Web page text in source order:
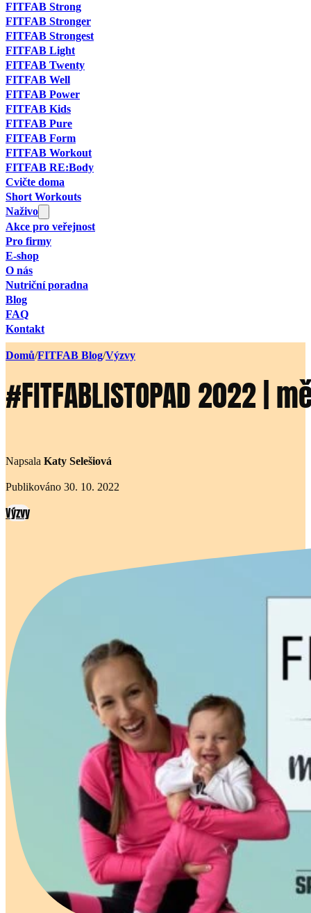
FITFAB Strong
FITFAB Stronger
FITFAB Strongest
FITFAB Light
FITFAB Twenty
FITFAB Well
FITFAB Power
FITFAB Kids
FITFAB Pure
FITFAB Form
FITFAB Workout
FITFAB RE:Body
Cvičte doma
Short Workouts
Naživo
Akce pro veřejnost
Pro firmy
E-shop
O nás
Nutriční poradna
Blog
FAQ
Kontakt
Domů/FITFAB Blog/Výzvy
#FITFABLISTOPAD 2022 |
Napsala Katy Selešiová
Publikováno 30. 10. 2022
Výzvy